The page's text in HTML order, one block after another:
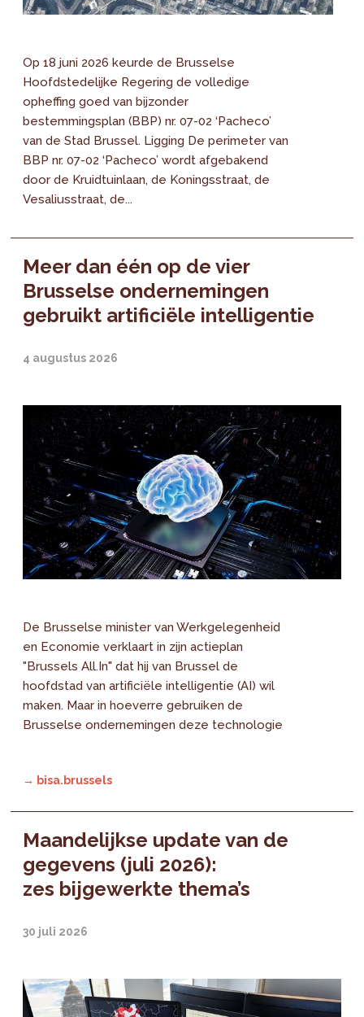
Op 18 juni 2026 keurde de Brusselse
Hoofdstedelijke Regering de volledige
opheffing goed van bijzonder
bestemmingsplan (BBP) nr. 07-02 ‘Pacheco’
van de Stad Brussel. Ligging De perimeter van
BBP nr. 07-02 ‘Pacheco’ wordt afgebakend
door de Kruidtuinlaan, de Koningsstraat, de
Vesaliusstraat, de...
Meer dan één op de vier
Brusselse ondernemingen
gebruikt artificiële intelligentie
4 augustus 2026
De Brusselse minister van Werkgelegenheid
en Economie verklaart in zijn actieplan
"Brussels All.In" dat hij van Brussel de
hoofdstad van artificiële intelligentie (AI) wil
maken. Maar in hoeverre gebruiken de
Brusselse ondernemingen deze technologie
→ bisa.brussels
Maandelijkse update van de
gegevens (juli 2026):
zes bijgewerkte thema’s
30 juli 2026